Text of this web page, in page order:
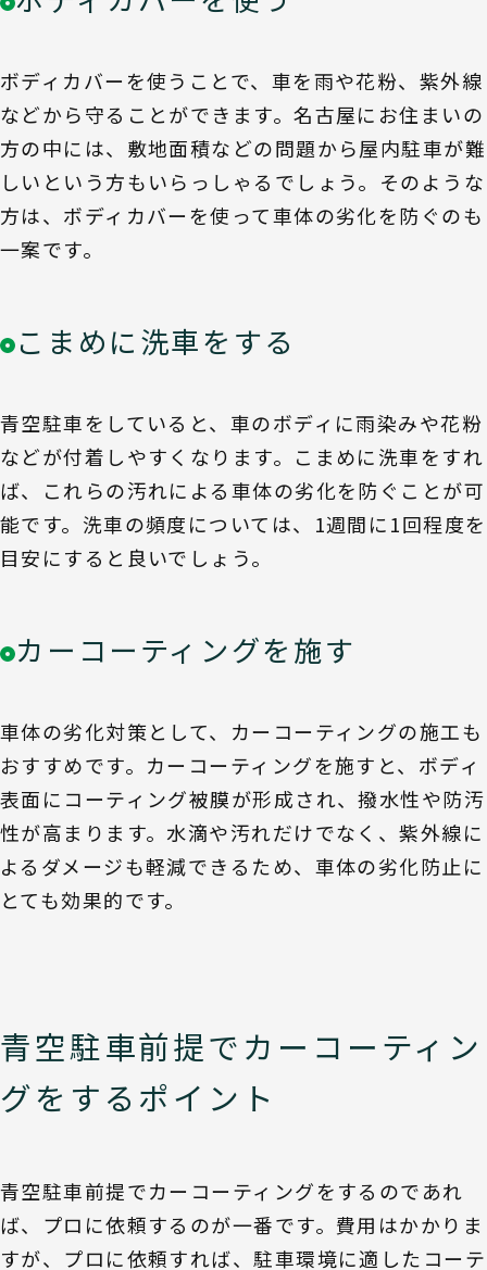
ボディカバーを使うことで、車を雨や花粉、紫外線
などから守ることができます。名古屋にお住まいの
方の中には、敷地面積などの問題から屋内駐車が難
しいという方もいらっしゃるでしょう。そのような
方は、ボディカバーを使って車体の劣化を防ぐのも
一案です。
こまめに洗車をする
青空駐車をしていると、車のボディに雨染みや花粉
などが付着しやすくなります。こまめに洗車をすれ
ば、これらの汚れによる車体の劣化を防ぐことが可
能です。洗車の頻度については、1週間に1回程度を
目安にすると良いでしょう。
カーコーティングを施す
車体の劣化対策として、カーコーティングの施工も
おすすめです。カーコーティングを施すと、ボディ
表面にコーティング被膜が形成され、撥水性や防汚
性が高まります。水滴や汚れだけでなく、紫外線に
よるダメージも軽減できるため、車体の劣化防止に
とても効果的です。
青空駐車前提でカーコーティン
グをするポイント
青空駐車前提でカーコーティングをするのであれ
ば、プロに依頼するのが一番です。費用はかかりま
すが、プロに依頼すれば、駐車環境に適したコーテ